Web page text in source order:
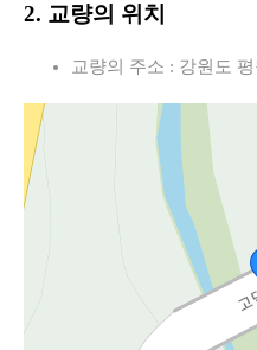
2. 교량의 위치
교량의 주소 : 강원도